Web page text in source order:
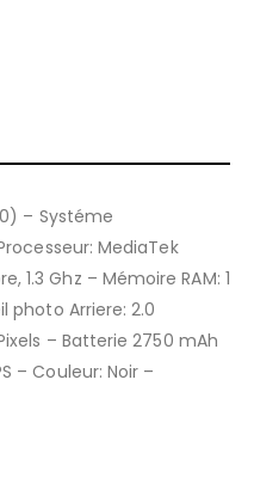
– Systéme
MediaTek
1.3 Ghz – Mémoire RAM: 1
photo Arriere: 2.0
– Batterie 2750 mAh
– Couleur: Noir –